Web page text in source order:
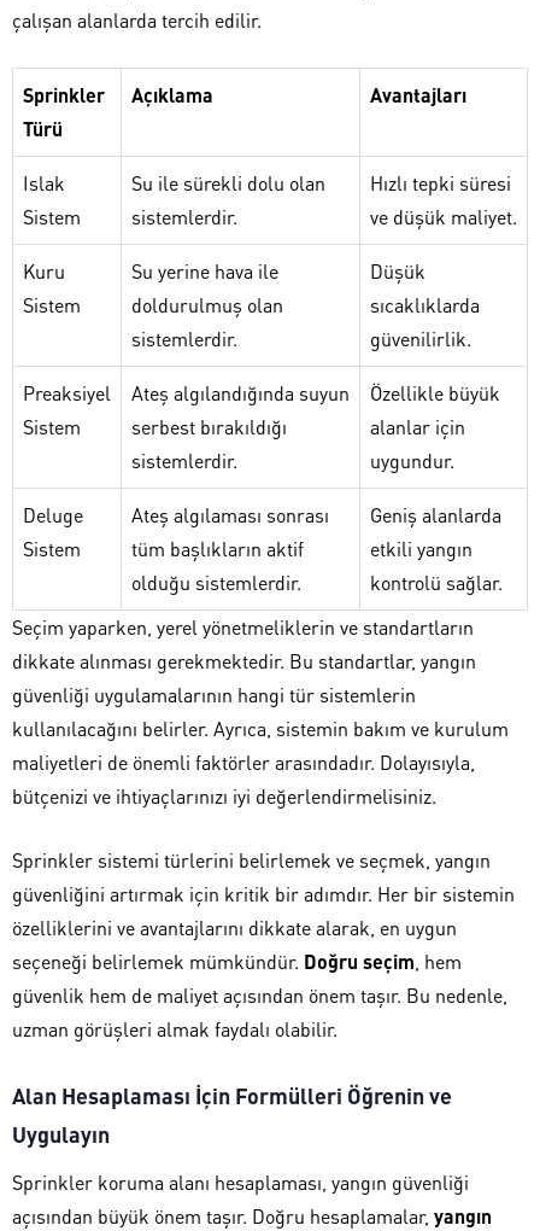
çalışan alanlarda tercih edilir.
Sprinkler
Türü
Açıklama Avantajları
Islak
Sistem
Su ile sürekli dolu olan
sistemlerdir.
Hızlı tepki süresi
ve düşük maliyet.
Kuru
Sistem
Su yerine hava ile
doldurulmuş olan
sistemlerdir.
Düşük
sıcaklıklarda
güvenilirlik.
Preaksiyel
Sistem
Ateş algılandığında suyun
serbest bırakıldığı
sistemlerdir.
Özellikle büyük
alanlar için
uygundur.
Deluge
Sistem
Ateş algılaması sonrası
tüm başlıkların aktif
olduğu sistemlerdir.
Geniş alanlarda
etkili yangın
kontrolü sağlar.
Seçim yaparken, yerel yönetmeliklerin ve standartların
dikkate alınması gerekmektedir. Bu standartlar, yangın
güvenliği uygulamalarının hangi tür sistemlerin
kullanılacağını belirler. Ayrıca, sistemin bakım ve kurulum
maliyetleri de önemli faktörler arasındadır. Dolayısıyla,
bütçenizi ve ihtiyaçlarınızı iyi değerlendirmelisiniz.
Sprinkler sistemi türlerini belirlemek ve seçmek, yangın
güvenliğini artırmak için kritik bir adımdır. Her bir sistemin
özelliklerini ve avantajlarını dikkate alarak, en uygun
seçeneği belirlemek mümkündür. Doğru seçim , hem
güvenlik hem de maliyet açısından önem taşır. Bu nedenle,
uzman görüşleri almak faydalı olabilir.
Alan Hesaplaması İçin Formülleri Öğrenin ve
Uygulayın
Sprinkler koruma alanı hesaplaması, yangın güvenliği
açısından büyük önem taşır. Doğru hesaplamalar, yangın